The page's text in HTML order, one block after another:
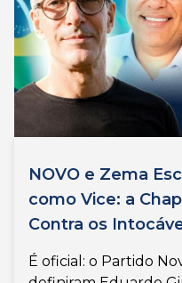
NOVO e Zema
como Vice: a
Contra os
É oficial: o Partido